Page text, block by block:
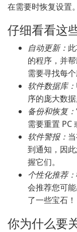
在需要时恢复设置。
仔细看看这
自动更新：
的程序，并
需要寻找每
软件数据库：
序的庞大数
备份和恢复：
需要重置 PC
软件警报：
到通知，因
握它们。
个性化推荐：
会推荐您可
了一些宝石！
你为什么要